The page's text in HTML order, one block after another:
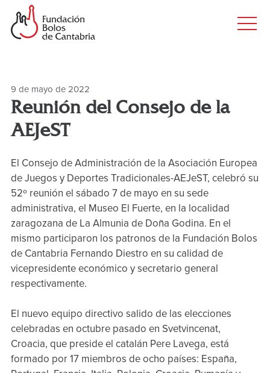
Saltar
al
contenido
Principal
Menú
9 de mayo de 2022
Reunión del Consejo de la
AEJeST
El Consejo de Administración de la Asociación Europea
de Juegos y Deportes Tradicionales-AEJeST, celebró su
52º reunión el sábado 7 de mayo en su sede
administrativa, el Museo El Fuerte, en la localidad
zaragozana de La Almunia de Doña Godina. En el
mismo participaron los patronos de la Fundación Bolos
de Cantabria Fernando Diestro en su calidad de
vicepresidente económico y secretario general
respectivamente.
El nuevo equipo directivo salido de las elecciones
celebradas en octubre pasado en Svetvincenat,
Croacia, que preside el catalán Pere Lavega, está
formado por 17 miembros de ocho países: España,